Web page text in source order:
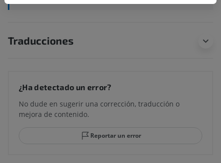
Traducciones
¿Ha detectado un error?
No dude en sugerir una corrección, traducción o
mejora de contenido.
Reportar un error